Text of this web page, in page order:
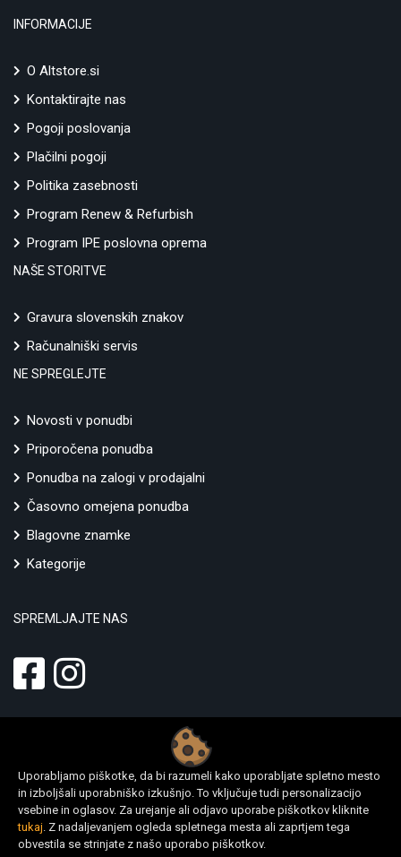
Uporabljamo piškotke, da bi razumeli kako uporabljate spletno mesto
in izboljšali uporabniško izkušnjo. To vključuje tudi personalizacijo
vsebine in oglasov. Za urejanje ali odjavo uporabe piškotkov kliknite
tukaj. Z nadaljevanjem ogleda spletnega mesta ali zaprtjem tega
obvestila se strinjate z našo uporabo piškotkov.
INFORMACIJE
O Altstore.si
Kontaktirajte nas
Pogoji poslovanja
Plačilni pogoji
Politika zasebnosti
Program Renew & Refurbish
Program IPE poslovna oprema
NAŠE STORITVE
Gravura slovenskih znakov
Računalniški servis
NE SPREGLEJTE
Novosti v ponudbi
Priporočena ponudba
Ponudba na zalogi v prodajalni
Časovno omejena ponudba
Blagovne znamke
Kategorije
SPREMLJAJTE NAS
© 2022 Altstore.si - Gigatron d.o.o.,www.altstore.si|www.digitalni-
bon22.si | Vse pravice pridržane